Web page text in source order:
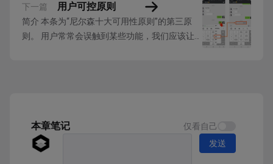
下一篇 用户可控原则
简介 本条为“尼尔森十大可用性原则”的第三原
则。 用户常常会误触到某些功能，我们应该让
本章笔记
仅看自己
发送